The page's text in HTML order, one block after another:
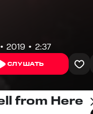
2019 2:37
СЛУШАТЬ
from Here